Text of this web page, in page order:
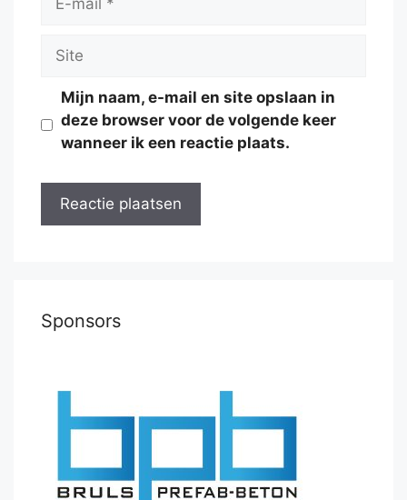
Site
Mijn naam, e-mail en site opslaan in
deze browser voor de volgende keer
wanneer ik een reactie plaats.
Sponsors